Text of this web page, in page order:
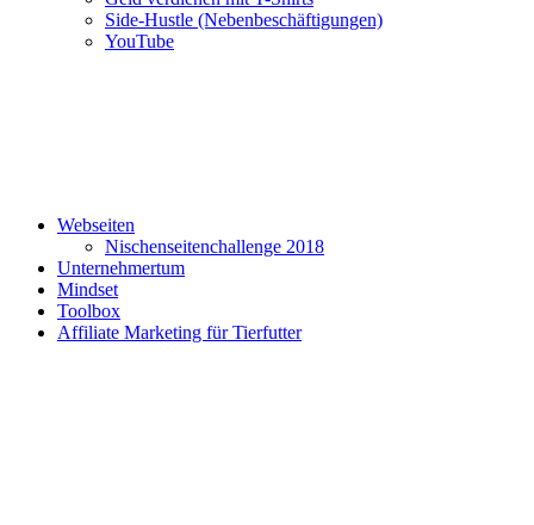
Side-Hustle (Nebenbeschäftigungen)
YouTube
Webseiten
Nischenseitenchallenge 2018
Unternehmertum
Mindset
Toolbox
Affiliate Marketing für Tierfutter